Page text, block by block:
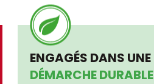
ENGAGÉS DANS UNE
DÉMARCHE DURABLE